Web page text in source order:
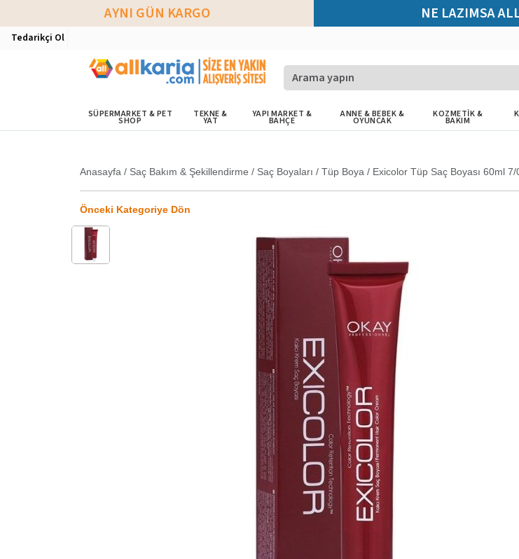
AYNI GÜN KARGO NE LAZIMSA
Tedarikçi Ol
SÜPERMARKET & PET
SHOP
TEKNE &
YAT
YAPI MARKET &
BAHÇE
ANNE & BEBEK &
OYUNCAK
KOZMETİK &
BAKIM
Anasayfa / Saç Bakım & Şekillendirme / Saç Boyaları / Tüp Boya / Exicolor Tüp Saç Boyası 60ml 7/
Önceki Kategoriye Dön